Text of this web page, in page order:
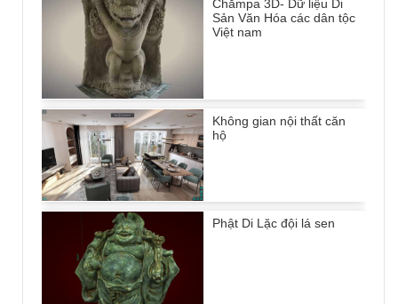
Chămpa 3D- Dữ liệu Di
Sản Văn Hóa các dân tộc
Việt nam
Không gian nội thất căn
hộ
Phật Di Lặc đội lá sen